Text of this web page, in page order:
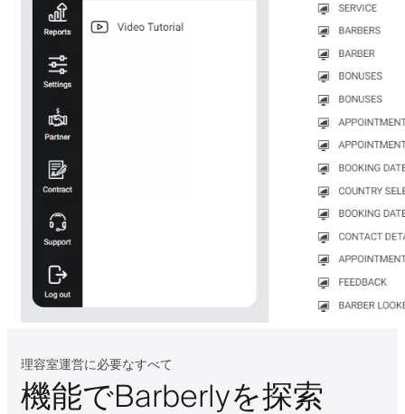
理容室運営に必要なすべて
機能でBarberlyを探索